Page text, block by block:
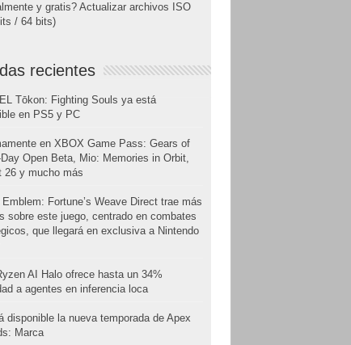
y gratis? Actualizar archivos ISO
/ 64 bits)
recientes
Tōkon: Fighting Souls ya está
en PS5 y PC
en XBOX Game Pass: Gears of
Open Beta, Mio: Memories in Orbit,
26 y mucho más
Emblem: Fortune’s Weave Direct trae más
sobre este juego, centrado en combates
que llegará en exclusiva a Nintendo
AI Halo ofrece hasta un 34%
a agentes en inferencia loca
disponible la nueva temporada de Apex
Marca